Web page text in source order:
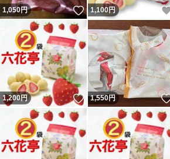
1,050円 いいね！
1,100円
1,200円 いいね！
1,550円